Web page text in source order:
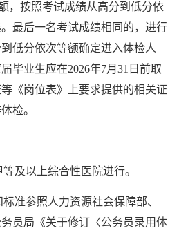
，按照考试成绩从高分到低分依
最后一名考试成绩相同的，进行
低分依次等额确定进入体检人
毕业生应在2026年7月31日前取
《岗位表》上要求提供的相关证
检。
等及以上综合性医院进行。
标准参照人力资源社会保障部、
员局《关于修订〈公务员录用体